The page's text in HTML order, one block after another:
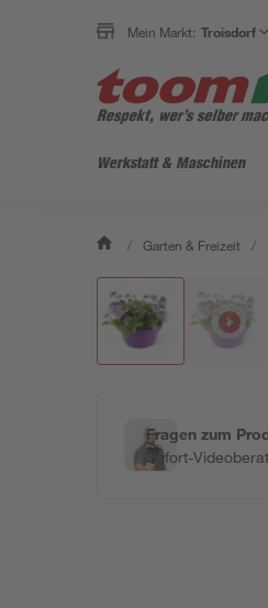
Mein Markt: Troisdorf
Werkstatt & Maschinen
/ Garten & Freizeit /
Fragen zum
Sofort-